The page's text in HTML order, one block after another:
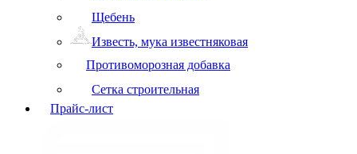
Щебень
Известь, мука известняковая
Противоморозная добавка
Сетка строительная
Прайс-лист